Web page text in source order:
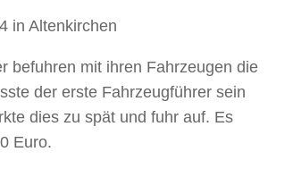
in Altenkirchen
befuhren mit ihren Fahrzeugen die
der erste Fahrzeugführer sein
dies zu spät und fuhr auf. Es
Euro.